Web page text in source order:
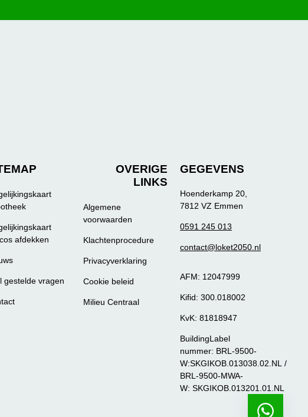
afdekken
gestelde vragen
OVERIGE
LINKS
Algemene
voorwaarden
Klachtenprocedure
Privacyverklaring
Cookie beleid
Milieu Centraal
GEGEVENS
Hoenderkamp 20,
7812 VZ Emmen
0591 245 013
contact@loket2050.nl
AFM: 12047999
Kifid: 300.018002
KvK: 81818947
BuildingLabel
nummer: BRL-9500-
W:SKGIKOB.013038.02.NL /
BRL-9500-MWA-
W: SKGIKOB.013201.01.NL